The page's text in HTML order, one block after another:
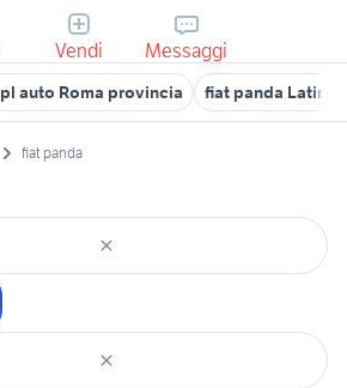
Vendi Messaggi
auto Roma provincia fiat panda Latina
fiat panda